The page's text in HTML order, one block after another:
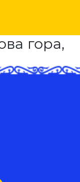
гора,